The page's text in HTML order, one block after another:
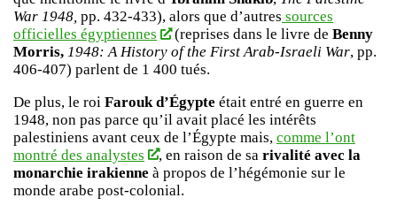
War 1948, pp. 432-433), alors que d’autres sources
officielles égyptiennes
(reprises dans le livre de Benny
Morris, 1948: A History of the First Arab-Israeli War, pp.
406-407) parlent de 1 400 tués.
De plus, le roi Farouk d’Égypte était entré en guerre en
1948, non pas parce qu’il avait placé les intérêts
palestiniens avant ceux de l’Égypte mais, comme l’ont
montré des analystes
, en raison de sa rivalité avec la
monarchie irakienne à propos de l’hégémonie sur le
monde arabe post-colonial.